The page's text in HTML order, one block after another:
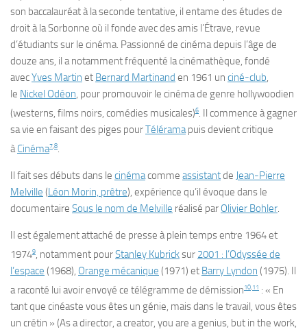
son baccalauréat à la seconde tentative, il entame des études de
droit à la Sorbonne où il fonde avec des amis l’Étrave, revue
d’étudiants sur le cinéma. Passionné de cinéma depuis l’âge de
douze ans, il a notamment fréquenté la cinémathèque, fondé
avecYves Martin et Bernard Martinand en 1961 un ciné-club,
le Nickel Odéon, pour promouvoir le cinéma de genre hollywoodien
(westerns, films noirs, comédies musicales)6. Il commence à gagner
sa vie en faisant des piges pourTéléramapuis devient critique
àCinéma78.
Il fait ses débuts dans le cinémacomme assistantde Jean-Pierre
Melville (Léon Morin, prêtre), expérience qu’il évoque dans le
documentaire Sous le nom de Melville réalisé par Olivier Bohler.
Il est également attaché de presse à plein temps entre 1964 et
19749, notamment pourStanley Kubricksur 2001 : l’Odyssée de
l’espace (1968), Orange mécanique (1971) et Barry Lyndon (1975). Il
a raconté lui avoir envoyé ce télégramme de démission10 11 : « En
tant que cinéaste vous êtes un génie, mais dans le travail, vous êtes
un crétin » (As a director, a creator, you are a genius, but in the work,